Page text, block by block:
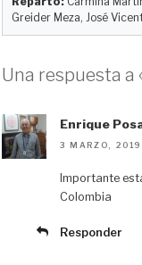
Greider Meza, José
Una respuesta a
Enrique
3 MARZO,
Importante
Colombia
Responder